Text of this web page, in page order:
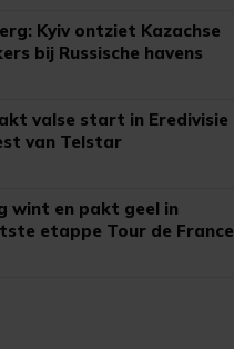
Kyiv ontziet Kazachse
bij Russische havens
valse start in Eredivisie
van Telstar
wint en pakt geel in
etappe Tour de France